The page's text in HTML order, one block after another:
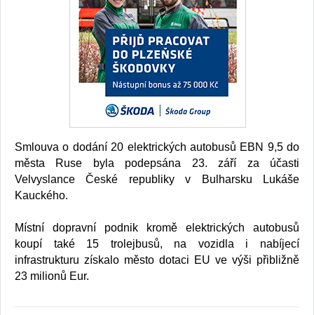
Smlouva o dodání 20 elektrických autobusů EBN 9,5 do
města Ruse byla podepsána 23. září za účasti
Velvyslance České republiky v Bulharsku Lukáše
Kauckého.
Místní dopravní podnik kromě elektrických autobusů
koupí také 15 trolejbusů, na vozidla i nabíjecí
infrastrukturu získalo město dotaci EU ve výši přibližně
23 milionů Eur.